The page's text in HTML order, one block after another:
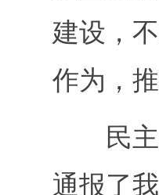
建设，
作为，
民主
通报了